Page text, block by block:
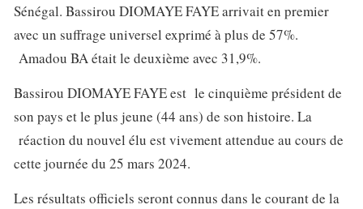
Sénégal. Bassirou DIOMAYE FAYE arrivait en premier
avec un suffrage universel exprimé à plus de 57%.
Amadou BA était le deuxième avec 31,9%.
Bassirou DIOMAYE FAYE est le cinquième président de
son pays et le plus jeune (44 ans) de son histoire. La
réaction du nouvel élu est vivement attendue au cours de
cette journée du 25 mars 2024.
Les résultats officiels seront connus dans le courant de la